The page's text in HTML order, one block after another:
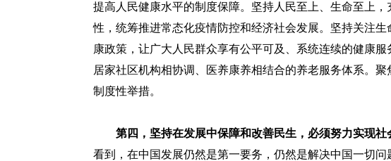
提高人民健康水平的制度保障。坚持人民至上、生命至上
性，统筹推进常态化疫情防控和经济社会发展。坚持关注
康政策，让广大人民群众享有公平可及、系统连续的健康
居家社区机构相协调、医养康养相结合的养老服务体系。
制度性举措。
第四，坚持在发展中保障和改善民生，必须努力实现社
看到，在中国发展仍然是第一要务，仍然是解决中国一切